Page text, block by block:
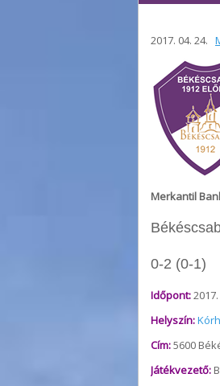
2017. 04. 24.
Merkantil
0-2 (0-1)
Időpont:
Helyszín:
Cím:5600
Játékvezető: